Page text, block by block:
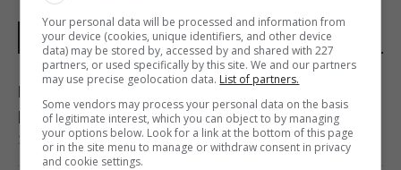
НОВИНИ УКРАЇНИ І СВІТУ
Китай оточив пустелю деревами: через
роки вона почала поглинати більше CO₂
20:52 четвер, 06 серпня 2026
Your personal data will be processed and information from
your device (cookies, unique identifiers, and other device
data) may be stored by, accessed by and shared with 227
partners, or used specifically by this site. We and our partners
may use precise geolocation data. List of partners.
Some vendors may process your personal data on the basis
of legitimate interest, which you can object to by managing
your options below. Look for a link at the bottom of this page
or in the site menu to manage or withdraw consent in privacy
and cookie settings.